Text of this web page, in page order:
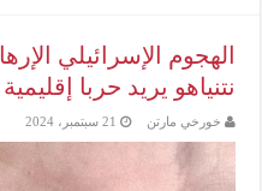
الهجوم الإسرائيلي
نتنياهو يريد حربا إقليمية
خورخي مارتن 21 سبتمبر، 2024